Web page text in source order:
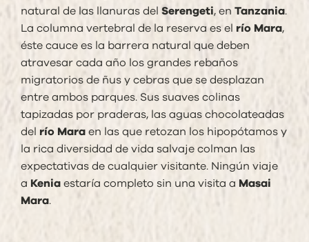
natural de las llanuras del Serengeti, en Tanzania.
La columna vertebral de la reserva es el río Mara,
éste cauce es la barrera natural que deben
atravesar cada año los grandes rebaños
migratorios de ñus y cebras que se desplazan
entre ambos parques. Sus suaves colinas
tapizadas por praderas, las aguas chocolateadas
del río Mara en las que retozan los hipopótamos y
la rica diversidad de vida salvaje colman las
expectativas de cualquier visitante. Ningún viaje
a Kenia estaría completo sin una visita a Masai
Mara.